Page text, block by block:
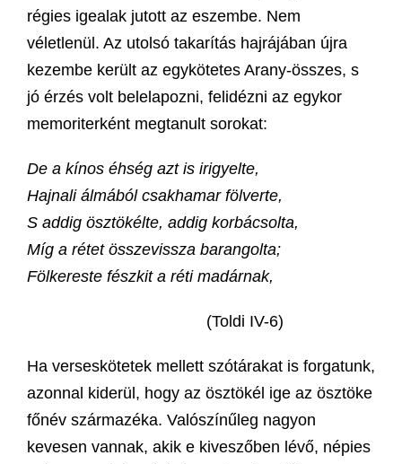
régies igealak jutott az eszembe. Nem
véletlenül. Az utolsó takarítás hajrájában újra
kezembe került az egykötetes Arany-összes, s
jó érzés volt belelapozni, felidézni az egykor
memoriterként megtanult sorokat:
De a kínos éhség azt is irigyelte,
Hajnali álmából csakhamar fölverte,
S addig ösztökélte, addig korbácsolta,
Míg a rétet összevissza barangolta;
Fölkereste fészkit a réti madárnak,
(Toldi IV-6)
Ha verseskötetek mellett szótárakat is forgatunk,
azonnal kiderül, hogy az ösztökél ige az ösztöke
főnév származéka. Valószínűleg nagyon
kevesen vannak, akik e kiveszőben lévő, népies